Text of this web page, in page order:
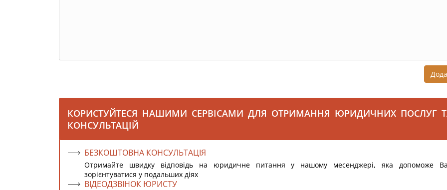
КОРИСТУЙТЕСЯ НАШИМИ СЕРВІСАМИ ДЛЯ ОТРИМАННЯ ЮРИДИЧНИХ ПОСЛУГ
КОНСУЛЬТАЦІЙ
БЕЗКОШТОВНА КОНСУЛЬТАЦІЯ
Отримайте швидку відповідь на юридичне питання у нашому месенджері, яка допоможе
зорієнтуватися у подальших діях
ВІДЕОДЗВІНОК ЮРИСТУ